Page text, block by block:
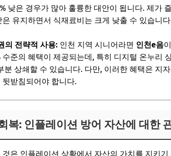
낮은 경우가 많아 훌륭한 대안이 됩니다. 제가
유지하면서 식재료비는 크게 낮출 수 있습니
의 전략적 사용: 인천 지역 시니어라면 인천e음
수준의 혜택이 제공되는데, 특히 디지털 온누리
분 상쇄할 수 있습니다. 다만, 이러한 혜택은 지
받침되어야 합니다.
복: 인플레이션 방어 자산에 대한
은 인플레이션 상황에서 자산의 가치를 지키